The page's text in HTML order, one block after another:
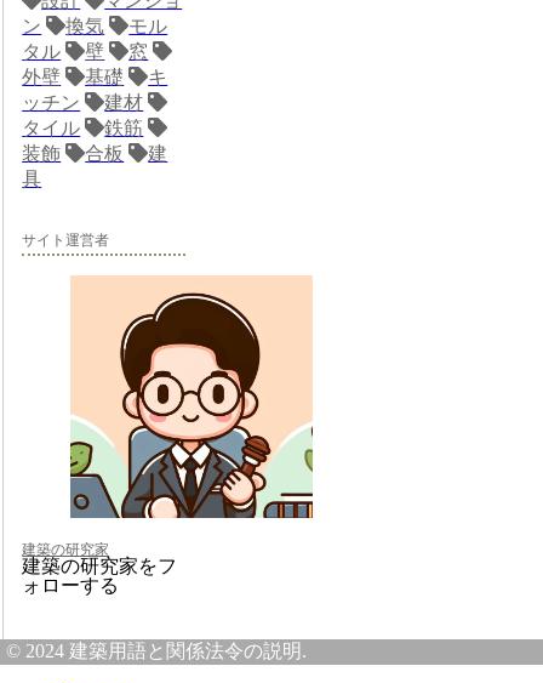
ン
換気
モル
タル
壁
窓
外壁
基礎
キ
ッチン
建材
タイル
鉄筋
装飾
合板
建
具
サイト運営者
建築の研究家
建築の研究家をフ
ォローする
© 2024 建築用語と関係法令の説明.